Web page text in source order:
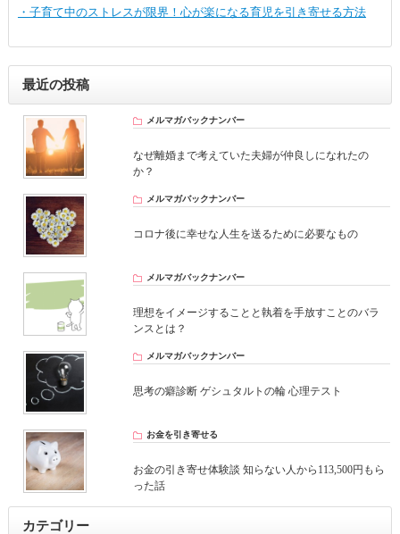
・子育て中のストレスが限界！心が楽になる育児を引き寄せる方法
最近の投稿
メルマガバックナンバー
なぜ離婚まで考えていた夫婦が仲良しになれたの
か？
メルマガバックナンバー
コロナ後に幸せな人生を送るために必要なもの
メルマガバックナンバー
理想をイメージすることと執着を手放すことのバラ
ンスとは？
メルマガバックナンバー
思考の癖診断 ゲシュタルトの輪 心理テスト
お金を引き寄せる
お金の引き寄せ体験談 知らない人から113,500円もら
った話
カテゴリー